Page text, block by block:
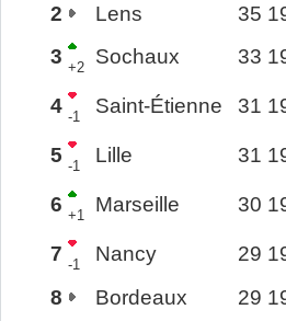
2
Lens 35
3 +2 Sochaux 33
4 -1 Saint-Étienne 31
5 -1 Lille 31
6 +1 Marseille 30
7 -1 Nancy 29
8
Bordeaux 29